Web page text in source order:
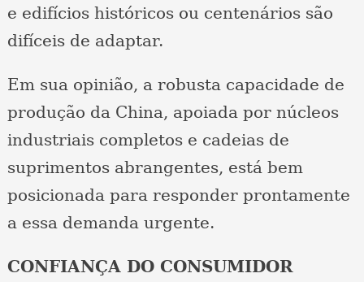
e edifícios históricos ou centenários são
difíceis de adaptar.
Em sua opinião, a robusta capacidade de
produção da China, apoiada por núcleos
industriais completos e cadeias de
suprimentos abrangentes, está bem
posicionada para responder prontamente
a essa demanda urgente.
CONFIANÇA DO CONSUMIDOR